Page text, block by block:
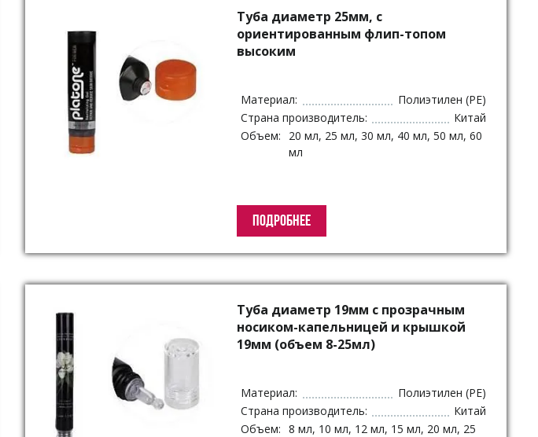
Туба диаметр 25мм, с
ориентированным флип-топом
высоким
Материал:
Полиэтилен (PE)
Страна производитель:
Китай
Объем:
20 мл, 25 мл, 30 мл, 40 мл, 50 мл, 60
мл
ПОДРОБНЕЕ
Туба диаметр 19мм с прозрачным
носиком-капельницей и крышкой
19мм (объем 8-25мл)
Материал:
Полиэтилен (PE)
Страна производитель:
Китай
Объем: 8 мл, 10 мл, 12 мл, 15 мл, 20 мл, 25